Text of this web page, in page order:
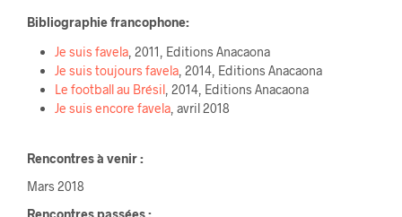
Bibliographie francophone:
Je suis favela, 2011, Editions Anacaona
Je suis toujours favela, 2014, Editions Anacaona
Le football au Brésil, 2014, Editions Anacaona
Je suis encore favela, avril 2018
Rencontres à venir :
Mars 2018
Rencontres passées :